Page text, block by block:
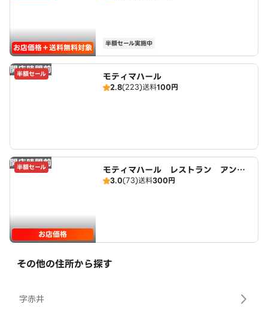
お店価格＋送料無料対象 半額セール実施中
開店時間前
半額セール モティマハール
2.8(223)送料100円
開店時間前
半額セール
お店価格
モティマハール レストラン アンド
バー
3.0(73)送料300円
その他の住所から探す
字赤井